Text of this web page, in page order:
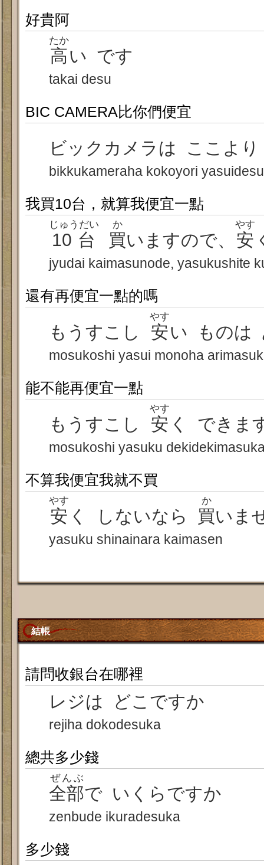
好貴阿
高
たか
い です
takai desu
BIC CAMERA比你們便宜
ビックカメラは ここよ
bikkukameraha kokoyori yasuidesu
我買10台，就算我便宜一點
10台
じゅうだい
買
か
いますので、 安
やす
jyudai kaimasunode, yasukushite
還有再便宜一點的嗎
もうすこし 安
やす
い ものは
mosukoshi yasui monoha
能不能再便宜一點
もうすこし 安
やす
く できま
mosukoshi yasuku
不算我便宜我就不買
安
やす
く しないなら 買
か
いま
yasuku shinainara kaimasen
結帳
請問收銀台在哪裡
レジは どこですか
rejiha dokodesuka
總共多少錢
全部
ぜんぶ
で いくらですか
zenbude ikuradesuka
多少錢